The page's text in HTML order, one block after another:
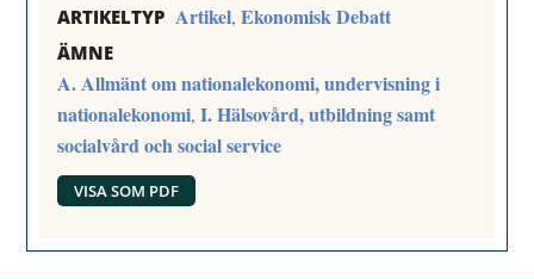
ARTIKELTYP Artikel,Ekonomisk Debatt
ÄMNE
A. Allmänt om nationalekonomi, undervisning i
nationalekonomi,I. Hälsovård, utbildning samt
socialvård och social service
VISA SOM PDF